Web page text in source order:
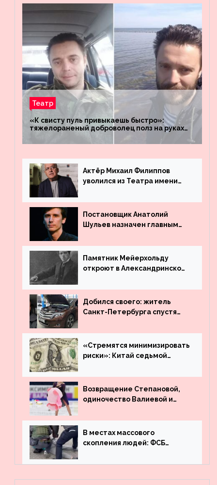
Театр
«К свисту пуль привыкаешь быстро»:
тяжелораненый доброволец полз на руках
четыре километра через заминированное
поле
Актёр Михаил Филиппов
уволился из Театра имени
Постановщик Анатолий
Шульев назначен главным
Вахтангова
Памятник Мейерхольду
откроют в Александринском
Добился своего: житель
Санкт-Петербурга спустя
угнанную в Казахстан
машину
«Стремятся минимизировать
риски»: Китай седьмой
деньги из американского
госдолга
Возвращение Степановой,
одиночество Валиевой и
что обсуждают в мире
фигурного катания
В местах массового
скопления людей: ФСБ
террористов, планировавших